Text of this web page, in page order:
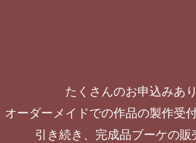
たくさんのお申込みあ
オーダーメイドでの作品の製作受
引き続き、完成品ブーケの販